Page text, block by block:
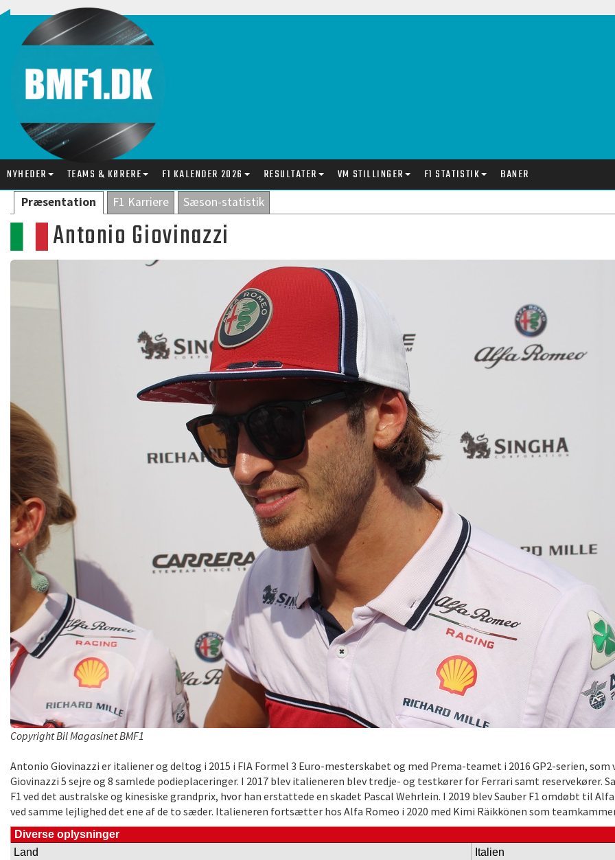
NYHEDER TEAMS & KØRERE F1 KALENDER 2026 RESULTATER VM STILLINGER F1 STATISTIK BANER
Præsentation F1 Karriere Sæson-statistik
Antonio Giovinazzi
Copyright Bil Magasinet BMF1
Antonio Giovinazzi er italiener og deltog i 2015 i FIA Formel 3 Euro-mesterskabet og med Prema-teamet i 2016 GP2-serien,
Giovinazzi 5 sejre og 8 samlede podieplaceringer. I 2017 blev italieneren blev tredje- og testkører for Ferrari samt reservekører.
F1 ved det australske og kinesiske grandprix, hvor han erstattede en skadet Pascal Wehrlein. I 2019 blev Sauber F1 omdøbt til
ved samme lejlighed det ene af de to sæder. Italieneren fortsætter hos Alfa Romeo i 2020 med Kimi Räikkönen som
Diverse oplysninger
Land
Italien